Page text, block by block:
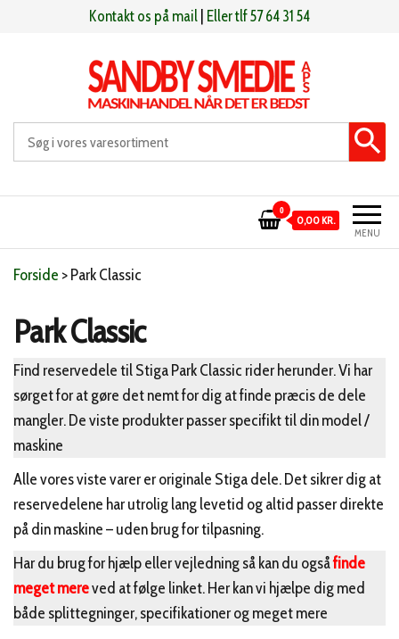
Kontakt os på mail Eller tlf 57 64 31 54
Sandby smeden Maskinhandel når det er bedst
MENU
0
0,00 KR.
Forside >Park Classic
Park Classic
Find reservedele til Stiga Park Classic rider herunder. Vi har
sørget for at gøre det nemt for dig at finde præcis de dele
mangler. De viste produkter passer specifikt til din model /
maskine
Alle vores viste varer er originale Stiga dele. Det sikrer dig at
reservedelene har utrolig lang levetid og altid passer direkte
på din maskine – uden brug for tilpasning.
Har du brug for hjælp eller vejledning så kan du ogsåfinde
meget mereved at følge linket. Her kan vi hjælpe dig med
både splittegninger, specifikationer og meget mere